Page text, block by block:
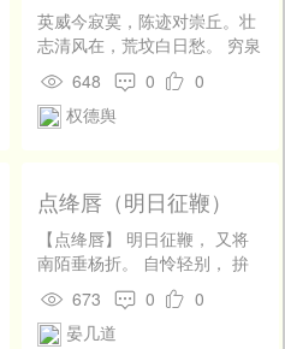
英威今寂寞，陈迹对崇丘。壮
志清风在，荒坟白日愁。 穷泉
那复晓，乔木不知秋。岁岁寒
塘侧，无人水自流。
648 0
0
权德舆
点绛唇（明日征鞭）
【点绛唇】 明日征鞭， 又将
南陌垂杨折。 自怜轻别， 拚
得音尘绝。 杏子枝边， 倚处
阑干月。 依前缺，去年时节，
旧事无人说。
673 0
0
晏几道